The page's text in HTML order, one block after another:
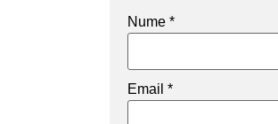
Nume *
Email *